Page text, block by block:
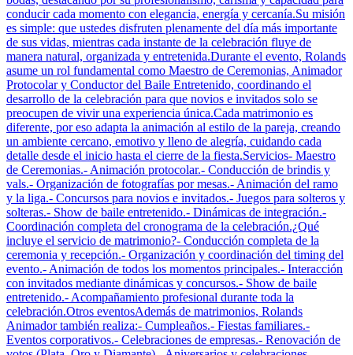
conducir cada momento con elegancia, energía y cercanía.Su misión
es simple: que ustedes disfruten plenamente del día más importante
de sus vidas, mientras cada instante de la celebración fluye de
manera natural, organizada y entretenida.Durante el evento, Rolands
asume un rol fundamental como Maestro de Ceremonias, Animador
Protocolar y Conductor del Baile Entretenido, coordinando el
desarrollo de la celebración para que novios e invitados solo se
preocupen de vivir una experiencia única.Cada matrimonio es
diferente, por eso adapta la animación al estilo de la pareja, creando
un ambiente cercano, emotivo y lleno de alegría, cuidando cada
detalle desde el inicio hasta el cierre de la fiesta.Servicios- Maestro
de Ceremonias.- Animación protocolar.- Conducción de brindis y
vals.- Organización de fotografías por mesas.- Animación del ramo
y la liga.- Concursos para novios e invitados.- Juegos para solteros y
solteras.- Show de baile entretenido.- Dinámicas de integración.-
Coordinación completa del cronograma de la celebración.¿Qué
incluye el servicio de matrimonio?- Conducción completa de la
ceremonia y recepción.- Organización y coordinación del timing del
evento.- Animación de todos los momentos principales.- Interacción
con invitados mediante dinámicas y concursos.- Show de baile
entretenido.- Acompañamiento profesional durante toda la
celebración.Otros eventosAdemás de matrimonios, Rolands
Animador también realiza:- Cumpleaños.- Fiestas familiares.-
Eventos corporativos.- Celebraciones de empresas.- Renovación de